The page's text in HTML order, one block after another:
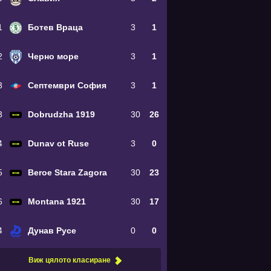
Ботев Враца 3 1
Черно море 3 1
Септември София 3 1
Dobrudzha 1919 30 26
Dunav ot Ruse 3 0
Beroe Stara Zagora 30 23
Montana 1921 30 17
Дунав Русе 0 0
Виж цялото класиране